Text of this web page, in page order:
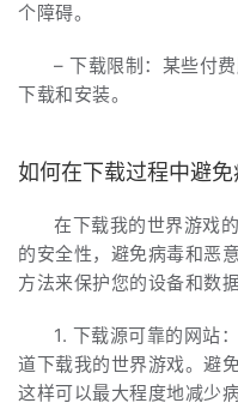
个障碍。
– 下载限制：某些付
下载和安装。
如何在下载过程中避
在下载我的世界游戏
的安全性，避免病毒和恶
方法来保护您的设备和数据
1. 下载源可靠的网站
道下载我的世界游戏。避
这样可以最大程度地减少